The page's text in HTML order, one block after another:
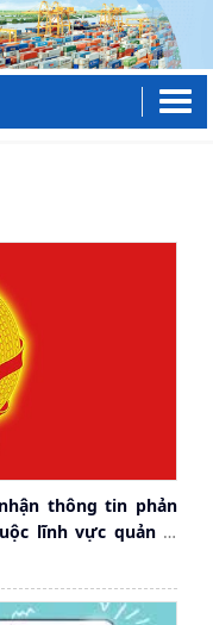
thông tin phản
lĩnh vực quản lý